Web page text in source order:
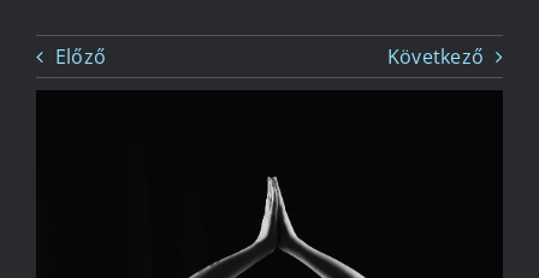
Csatlakozz!
Előző Következő